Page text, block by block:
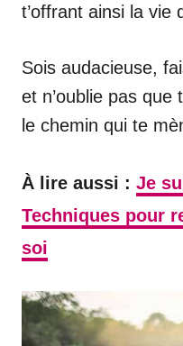
t’offrant ainsi la vie
Sois audacieuse,
et n’oublie pas
le chemin qui te
À lire aussi : Je
Techniques pour
soi